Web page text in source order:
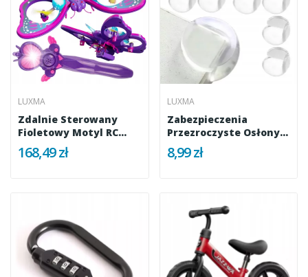
LUXMA
Zdalnie Sterowany
Fioletowy Motyl RC
Latający...
168,49 zł
LUXMA
Zabezpieczenia
Przezroczyste Osłony
Na...
8,99 zł